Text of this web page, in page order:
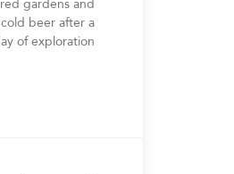
beer after a
of exploration.